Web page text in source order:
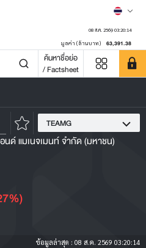
08 ส.ค. 2569 03:20:14
มูลค่า (ล้านบาท) 63,391.38
ค้นหาชื่อย่อ
/ Factsheet
TEAMG
ด์ แมเนจเมนท์ จำกัด (มหาชน)
ข้อมูลล่าสุด : 08 ส.ค. 2569 03:20:14